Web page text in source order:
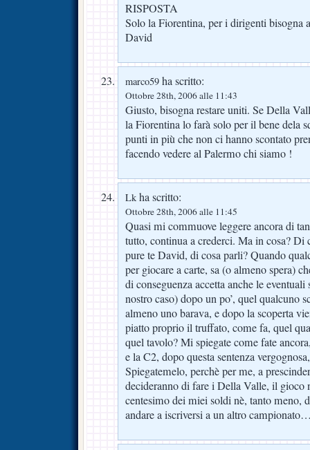
RISPOSTA
Solo la Fiorentina, per i dirigenti bisogna
David
marco59 ha scritto:
Ottobre 28th, 2006 alle 11:43
Giusto, bisogna restare uniti. Se Della
la Fiorentina lo farà solo per il bene dela
punti in più che non ci hanno scontato
facendo vedere al Palermo chi siamo !
Lk ha scritto:
Ottobre 28th, 2006 alle 11:45
Quasi mi commuove leggere ancora di
tutto, continua a crederci. Ma in cosa? Di
pure te David, di cosa parli? Quando
per giocare a carte, sa (o almeno spera)
di conseguenza accetta anche le
nostro caso) dopo un po’, quel qualcuno
almeno uno barava, e dopo la scoperta
piatto proprio il truffato, come fa, quel
quel tavolo? Mi spiegate come fate
e la C2, dopo questa sentenza
Spiegatemelo, perchè per me, a
decideranno di fare i Della Valle, il gioco
centesimo dei miei soldi nè, tanto meno,
andare a iscriversi a un altro